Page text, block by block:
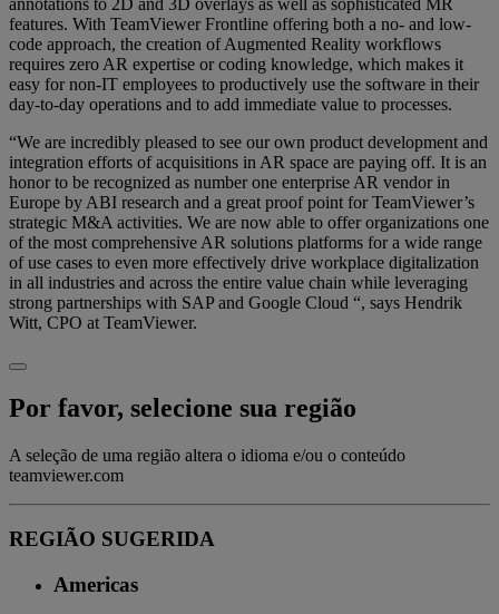
annotations to 2D and 3D overlays as well as sophisticated MR
features. With TeamViewer Frontline offering both a no- and low-
code approach, the creation of Augmented Reality workflows
requires zero AR expertise or coding knowledge, which makes it
easy for non-IT employees to productively use the software in their
day-to-day operations and to add immediate value to processes.
“We are incredibly pleased to see our own product development and
integration efforts of acquisitions in AR space are paying off. It is an
honor to be recognized as number one enterprise AR vendor in
Europe by ABI research and a great proof point for TeamViewer’s
strategic M&A activities. We are now able to offer organizations one
of the most comprehensive AR solutions platforms for a wide range
of use cases to even more effectively drive workplace digitalization
in all industries and across the entire value chain while leveraging
strong partnerships with SAP and Google Cloud “, says Hendrik
Witt, CPO at TeamViewer.
Por favor, selecione sua região
A seleção de uma região altera o idioma e/ou o conteúdo
teamviewer.com
REGIÃO SUGERIDA
Americas